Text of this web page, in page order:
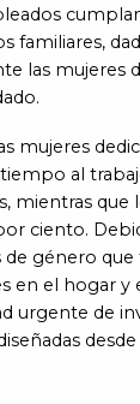
familiares,
las mujeres
mujeres
al
mientras que
ciento.
género que
en el hogar y
urgente de